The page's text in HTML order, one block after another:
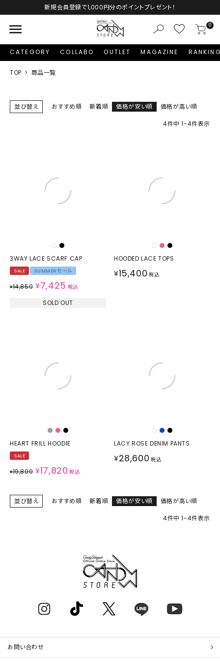
新規会員登録で1,000円分のポイントプレゼント！
menu 0
CATEGORY COLLABO OUTLET MAGAZINE
TOP 商品一覧
並び替え おすすめ順 新着順 価格が安い順 価格が高い順
4件中 1-4件表示
3WAY LACE SCARF CAP
SALE SUMMERセール
¥14,850 ¥7,425 税込
SOLD OUT
HOODED LACE TOPS
¥15,400 税込
HEART FRILL HOODIE
SALE
¥19,800 ¥17,820 税込
LACY ROSE DENIM PANTS
¥28,600 税込
並び替え おすすめ順 新着順 価格が安い順 価格が高い順
4件中 1-4件表示
お問い合わせ